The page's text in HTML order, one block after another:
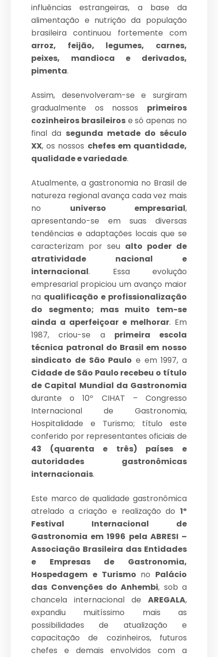
influências estrangeiras, a base da
alimentação e nutrição da população
brasileira continuou fortemente com
arroz, feijão, legumes, carnes,
peixes, mandioca e derivados,
pimenta.
Assim, desenvolveram-se e surgiram
gradualmente os nossos primeiros
cozinheiros brasileirose só apenas no
final da segunda metade do século
XX, os nossos chefes em quantidade,
qualidade e variedade.
Atualmente, a gastronomia no Brasil de
natureza regional avança cada vez mais
no universo empresarial,
apresentando-se em suas diversas
tendências e adaptações locais que se
caracterizam por seu alto poder de
atratividade nacional e
internacional. Essa evolução
empresarial propiciou um avanço maior
na qualificação e profissionalização
do segmento; mas muito tem-se
ainda a aperfeiçoar e melhorar. Em
1987, criou-se a primeira escola
técnica patronal do Brasil em nosso
sindicato de São Paulo e em 1997, a
Cidade de São Paulo recebeu o título
de Capital Mundial da Gastronomia
durante o 10º CIHAT – Congresso
Internacional de Gastronomia,
Hospitalidade e Turismo; título este
conferido por representantes oficiais de
43 (quarenta e três) países e
autoridades gastronômicas
internacionais.
Este marco de qualidade gastronômica
atrelado a criação e realização do 1º
Festival Internacional de
Gastronomia em 1996 pela ABRESI –
Associação Brasileira das Entidades
e Empresas de Gastronomia,
Hospedagem e Turismo no Palácio
das Convenções do Anhembi, sob a
chancela internacional de AREGALA,
expandiu muitíssimo mais as
possibilidades de atualização e
capacitação de cozinheiros, futuros
chefes e demais envolvidos com a